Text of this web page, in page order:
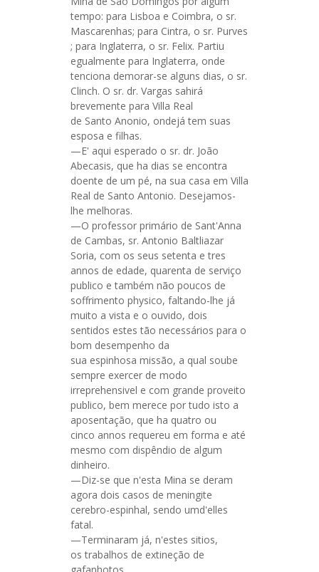
tempo: para Lisboa e Coimbra, o sr.
Mascarenhas; para Cintra, o sr. Purves
; para Inglaterra, o sr. Felix. Partiu
egualmente para Inglaterra, onde
tenciona demorar-se alguns dias, o sr.
Clinch. O sr. dr. Vargas sahirá
brevemente para Villa Real
de Santo Anonio, ondejá tem suas
esposa e filhas.
—E' aqui esperado o sr. dr. João
Abecasis, que ha dias se encontra
doente de um pé, na sua casa em Villa
Real de Santo Antonio. Desejamos-
lhe melhoras.
—O professor primário de Sant'Anna
de Cambas, sr. Antonio Baltliazar
Soria, com os seus setenta e tres
annos de edade, quarenta de serviço
publico e também não poucos de
soffrimento physico, faltando-lhe já
muito a vista e o ouvido, dois
sentidos estes tão necessários para o
bom desempenho da
sua espinhosa missão, a qual soube
sempre exercer de modo
irreprehensivel e com grande proveito
publico, bem merece por tudo isto a
aposentação, que ha quatro ou
cinco annos requereu em forma e até
mesmo com dispêndio de algum
dinheiro.
—Diz-se que n'esta Mina se deram
agora dois casos de meningite
cerebro-espinhal, sendo umd'elles
fatal.
—Terminaram já, n'estes sitios,
os trabalhos de extineção de